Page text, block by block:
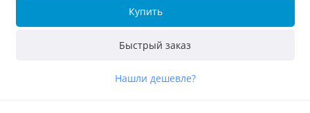
Купить
Быстрый заказ
Нашли дешевле?